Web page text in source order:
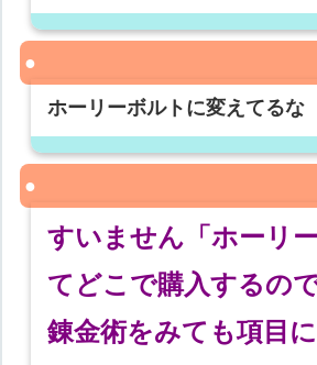
ホーリーボルトに変えてるな
すいません「ホーリ
てどこで購入するの
錬金術をみても項目